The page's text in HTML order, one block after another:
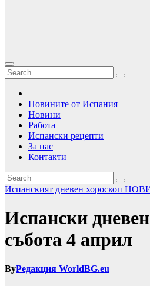
Новините от Испания
Новини
Работа
Испански рецепти
За нас
Контакти
Испанският дневен хороскоп
Испански
събота 4 април
ByРедакция WorldBG.eu